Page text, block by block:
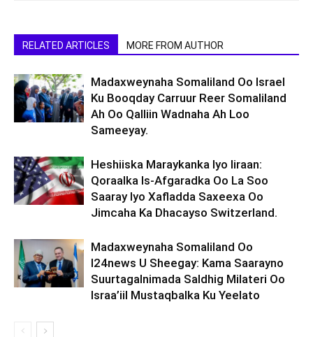
RELATED ARTICLES MORE FROM AUTHOR
Madaxweynaha Somaliland Oo Israel
Ku Booqday Carruur Reer Somaliland
Ah Oo Qalliin Wadnaha Ah Loo
Sameeyay.
Heshiiska Maraykanka Iyo Iiraan:
Qoraalka Is-Afgaradka Oo La Soo
Saaray Iyo Xafladda Saxeexa Oo
Jimcaha Ka Dhacayso Switzerland.
Madaxweynaha Somaliland Oo
I24news U Sheegay: Kama Saarayno
Suurtagalnimada Saldhig Milateri Oo
Israa’iil Mustaqbalka Ku Yeelato